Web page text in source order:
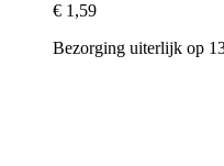
€ 1,59
Bezorging uiterlijk op